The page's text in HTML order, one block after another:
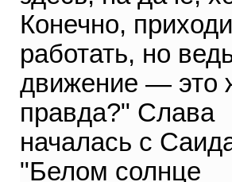
Конечно,
работать, но
движение — это
правда?" Слава
началась с
"Белом солнце